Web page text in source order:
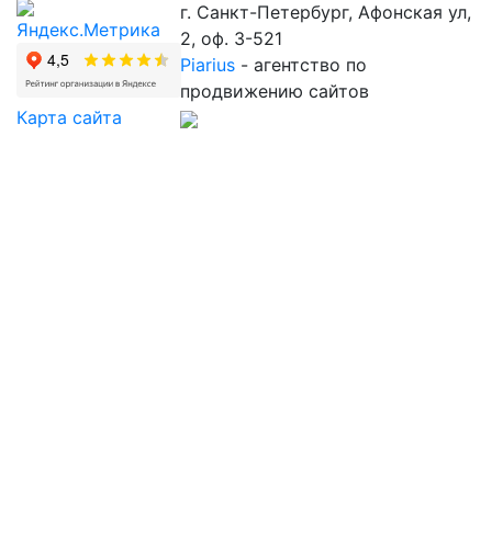
Карта сайта
г. Санкт-Петербург, Афонская ул,
2, оф. 3-521
Piarius - агентство по
продвижению сайтов